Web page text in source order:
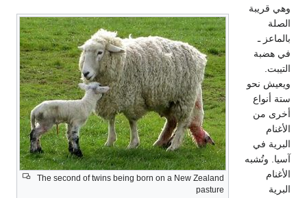
The second of twins being born on a New Zealand
pasture
وهي قريبة
الصلة
بالماعز ـ
في هضبة
التيبت.
ويعيش نحو
ستة أنواع
أخرى من
الأغنام
البرية في
آسيا. وتُشبه
الأغنام
البرية